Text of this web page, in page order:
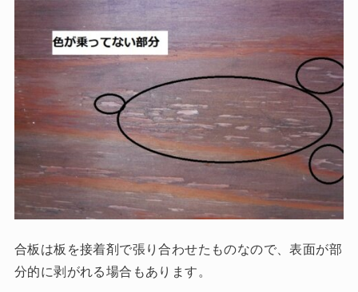
合板は板を接着剤で張り合わせたものなので、表面が部
分的に剥がれる場合もあります。